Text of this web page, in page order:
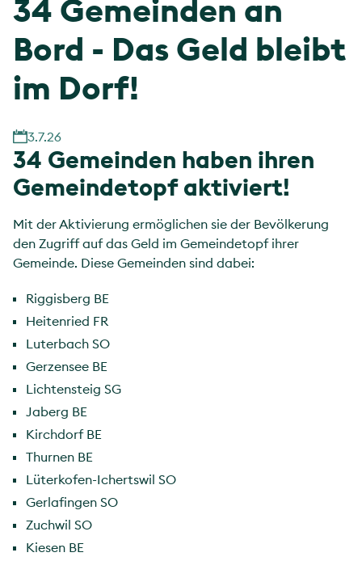
34 Gemeinden an
Bord - Das Geld bleibt
im Dorf!
3.7.26
34 Gemeinden haben ihren
Gemeindetopf aktiviert!
Mit der Aktivierung ermöglichen sie der Bevölkerung
den Zugriff auf das Geld im Gemeindetopf ihrer
Gemeinde. Diese Gemeinden sind dabei:
Riggisberg BE
Heitenried FR
Luterbach SO
Gerzensee BE
Lichtensteig SG
Jaberg BE
Kirchdorf BE
Thurnen BE
Lüterkofen-Ichertswil SO
Gerlafingen SO
Zuchwil SO
Kiesen BE